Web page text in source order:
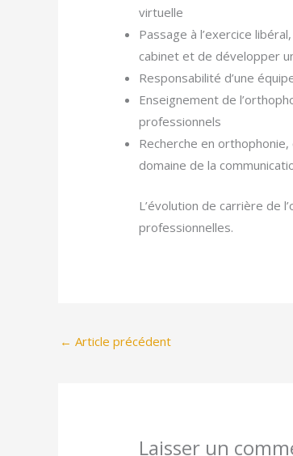
virtuelle
Passage à l’exercice
cabinet et de développer
Responsabilité d’une
Enseignement de
professionnels
Recherche en
domaine de la
L’évolution de carrière de
professionnelles.
← Article précédent
Laisser un